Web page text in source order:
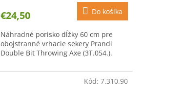
€24,50 Do košíka
Náhradné porisko dĺžky 60 cm pre
obojstranné vrhacie sekery Prandi
Double Bit Throwing Axe (3T.054.).
Kód: 7.310.90